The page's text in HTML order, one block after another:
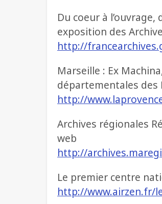
Du coeur à
exposition des
http://
Marseille : Ex
départementales des
http://
Archives régionales
web
http://
Le premier centre
http://www.airzen.fr/